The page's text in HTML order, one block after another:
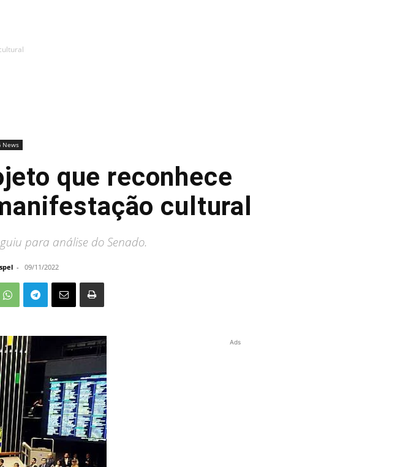
News
que reconhece
cultural
para análise do Senado.
- 09/11/2022
Ads